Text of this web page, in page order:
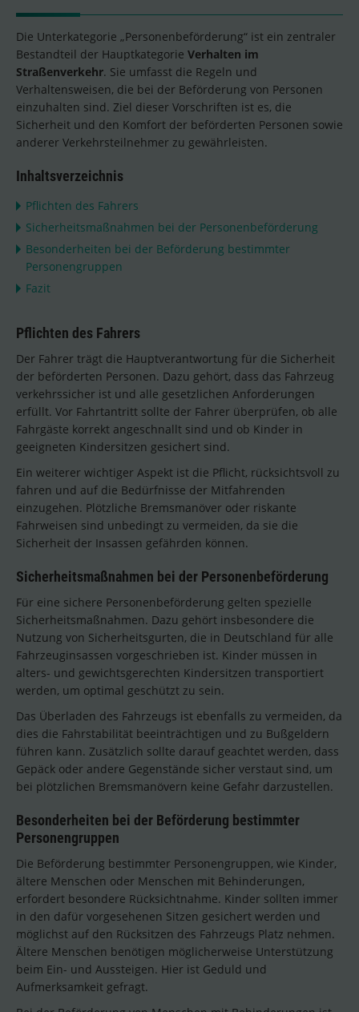
Die Unterkategorie „Personenbeförderung“ ist ein zentraler
Bestandteil der Hauptkategorie Verhalten im
Straßenverkehr. Sie umfasst die Regeln und
Verhaltensweisen, die bei der Beförderung von Personen
einzuhalten sind. Ziel dieser Vorschriften ist es, die
Sicherheit und den Komfort der beförderten Personen sowie
anderer Verkehrsteilnehmer zu gewährleisten.
Inhaltsverzeichnis
Pflichten des Fahrers
Sicherheitsmaßnahmen bei der Personenbeförderung
Besonderheiten bei der Beförderung bestimmter
Personengruppen
Fazit
Pflichten des Fahrers
Der Fahrer trägt die Hauptverantwortung für die Sicherheit
der beförderten Personen. Dazu gehört, dass das Fahrzeug
verkehrssicher ist und alle gesetzlichen Anforderungen
erfüllt. Vor Fahrtantritt sollte der Fahrer überprüfen, ob alle
Fahrgäste korrekt angeschnallt sind und ob Kinder in
geeigneten Kindersitzen gesichert sind.
Ein weiterer wichtiger Aspekt ist die Pflicht, rücksichtsvoll zu
fahren und auf die Bedürfnisse der Mitfahrenden
einzugehen. Plötzliche Bremsmanöver oder riskante
Fahrweisen sind unbedingt zu vermeiden, da sie die
Sicherheit der Insassen gefährden können.
Sicherheitsmaßnahmen bei der Personenbeförderung
Für eine sichere Personenbeförderung gelten spezielle
Sicherheitsmaßnahmen. Dazu gehört insbesondere die
Nutzung von Sicherheitsgurten, die in Deutschland für alle
Fahrzeuginsassen vorgeschrieben ist. Kinder müssen in
alters- und gewichtsgerechten Kindersitzen transportiert
werden, um optimal geschützt zu sein.
Das Überladen des Fahrzeugs ist ebenfalls zu vermeiden, da
dies die Fahrstabilität beeinträchtigen und zu Bußgeldern
führen kann. Zusätzlich sollte darauf geachtet werden, dass
Gepäck oder andere Gegenstände sicher verstaut sind, um
bei plötzlichen Bremsmanövern keine Gefahr darzustellen.
Besonderheiten bei der Beförderung bestimmter
Personengruppen
Die Beförderung bestimmter Personengruppen, wie Kinder,
ältere Menschen oder Menschen mit Behinderungen,
erfordert besondere Rücksichtnahme. Kinder sollten immer
in den dafür vorgesehenen Sitzen gesichert werden und
möglichst auf den Rücksitzen des Fahrzeugs Platz nehmen.
Ältere Menschen benötigen möglicherweise Unterstützung
beim Ein- und Aussteigen. Hier ist Geduld und
Aufmerksamkeit gefragt.